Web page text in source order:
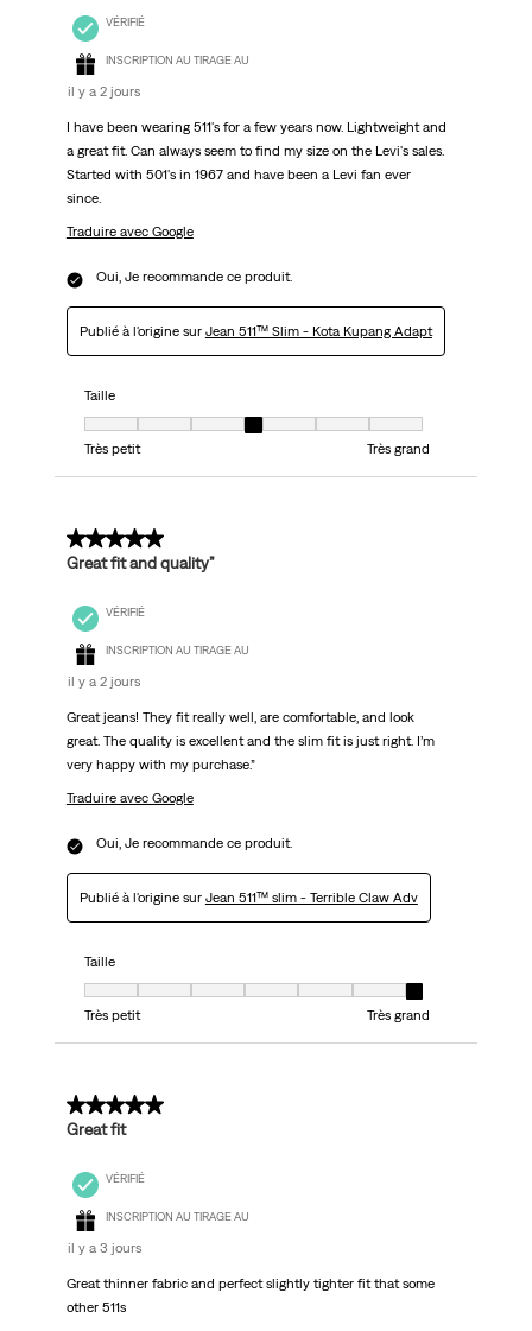
VÉRIFIÉ
INSCRIPTION AU TIRAGE AU
il y a 2 jours
I have been wearing 511's for a few years now. Lightweight and
a great fit. Can always seem to find my size on the Levi's sales.
Started with 501's in 1967 and have been a Levi fan ever
since.
Traduire avec Google
Oui, Je recommande ce produit.
Publié à l'origine sur Jean 511™ Slim - Kota Kupang Adapt
Taille
Taille, 4 sur 7, où 1 est égal à Très petit et 7 est égal à Très grand
Très petit
Très grand
5 sur 5 étoiles.
Great fit and quality”
VÉRIFIÉ
INSCRIPTION AU TIRAGE AU
il y a 2 jours
Great jeans! They fit really well, are comfortable, and look
great. The quality is excellent and the slim fit is just right. I’m
very happy with my purchase.”
Traduire avec Google
Oui, Je recommande ce produit.
Publié à l'origine sur Jean 511™ slim - Terrible Claw Adv
Taille
Taille, 7 sur 7, où 1 est égal à Très petit et 7 est égal à Très grand
Très petit
Très grand
5 sur 5 étoiles.
Great fit
VÉRIFIÉ
INSCRIPTION AU TIRAGE AU
il y a 3 jours
Great thinner fabric and perfect slightly tighter fit that some
other 511s